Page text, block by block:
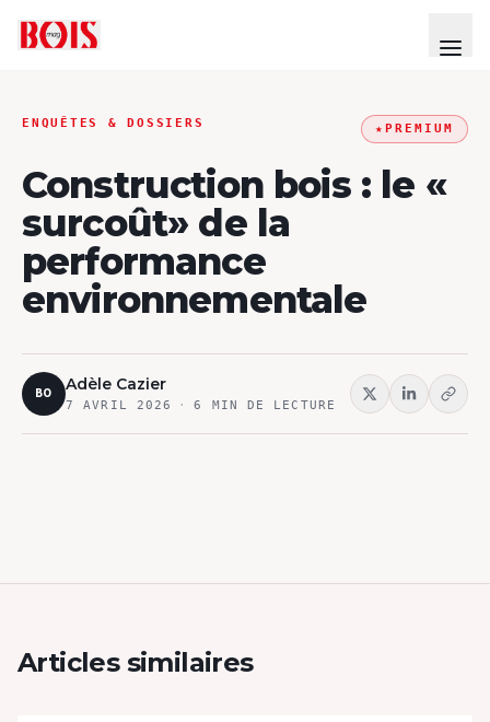
ENQUÊTES & DOSSIERS ★PREMIUM
Construction bois : le «
surcoût» de la
performance
environnementale
BO Adèle Cazier
7 AVRIL 2026 · 6 MIN DE LECTURE
Articles similaires